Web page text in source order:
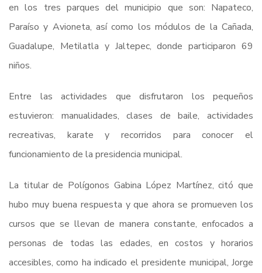
en los tres parques del municipio que son: Napateco,
Paraíso y Avioneta, así como los módulos de la Cañada,
Guadalupe, Metilatla y Jaltepec, donde participaron 69
niños.
Entre las actividades que disfrutaron los pequeños
estuvieron: manualidades, clases de baile, actividades
recreativas, karate y recorridos para conocer el
funcionamiento de la presidencia municipal.
La titular de Polígonos Gabina López Martínez, citó que
hubo muy buena respuesta y que ahora se promueven los
cursos que se llevan de manera constante, enfocados a
personas de todas las edades, en costos y horarios
accesibles, como ha indicado el presidente municipal, Jorge